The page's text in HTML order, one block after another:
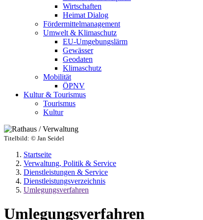
Wirtschaften
Heimat Dialog
Fördermittelmanagement
Umwelt & Klimaschutz
EU-Umgebungslärm
Gewässer
Geodaten
Klimaschutz
Mobilität
ÖPNV
Kultur & Tourismus
Tourismus
Kultur
Titelbild: © Jan Seidel
Startseite
Verwaltung, Politik & Service
Dienstleistungen & Service
Dienstleistungsverzeichnis
Umlegungsverfahren
Umlegungsverfahren